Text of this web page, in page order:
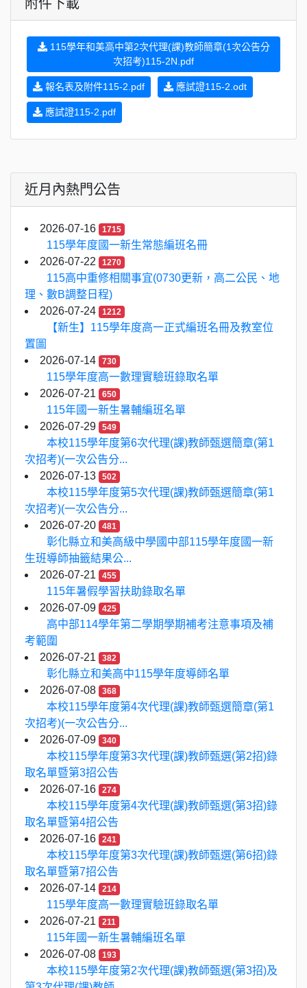
附件下載
115學年和美高中第2次代理(課)教師簡章(1次公告分
次招考)115-2N.pdf
報名表及附件115-2.pdf 應試證115-2.odt
應試證115-2.pdf
近月內熱門公告
2026-07-16 1715
115學年度國一新生常態編班名冊
2026-07-22
1270
115高中重修相關事宜(0730更新，高二公民、地
理、數B調整日程)
2026-07-24
1212
【新生】115學年度高一正式編班名冊及教室位
置圖
2026-07-14
730
115學年度高一數理實驗班錄取名單
2026-07-21
650
115年國一新生暑輔編班名單
2026-07-29
549
本校115學年度第6次代理(課)教師甄選簡章(第1
次招考)(一次公告分...
2026-07-13
502
本校115學年度第5次代理(課)教師甄選簡章(第1
次招考)(一次公告分...
2026-07-20
481
彰化縣立和美高級中學國中部115學年度國一新
生班導師抽籤結果公...
2026-07-21
455
115年暑假學習扶助錄取名單
2026-07-09
425
高中部114學年第二學期學期補考注意事項及補
考範圍
2026-07-21
382
彰化縣立和美高中115學年度導師名單
2026-07-08
368
本校115學年度第4次代理(課)教師甄選簡章(第1
次招考)(一次公告分...
2026-07-09
340
本校115學年度第3次代理(課)教師甄選(第2招)錄
取名單暨第3招公告
2026-07-16
274
本校115學年度第4次代理(課)教師甄選(第3招)錄
取名單暨第4招公告
2026-07-16
241
本校115學年度第3次代理(課)教師甄選(第6招)錄
取名單暨第7招公告
2026-07-14
214
115學年度高一數理實驗班錄取名單
2026-07-21
211
115年國一新生暑輔編班名單
2026-07-08
193
本校115學年度第2次代理(課)教師甄選(第3招)及